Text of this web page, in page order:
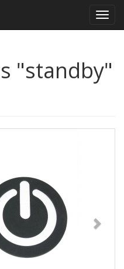
"standby"